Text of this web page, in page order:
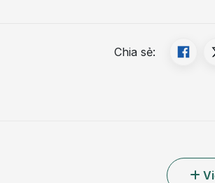
thuộc vào thuốc mà còn đòi hỏi
Chia sẻ: